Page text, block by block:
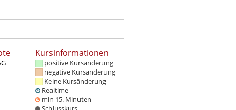
Kursinformationen
positive Kursänderung
negative Kursänderung
Keine Kursänderung
Realtime
min 15. Minuten